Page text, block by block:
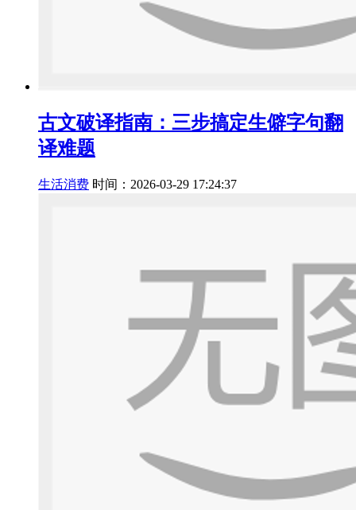
古文破译指南：三步搞定生僻字句翻
译难题
生活消费 时间：2026-03-29 17:24:37